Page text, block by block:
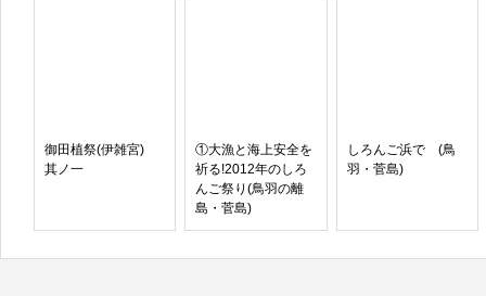
御田植祭(伊雑宮)
其ノ一
①大漁と海上安全を
祈る!2012年のしろ
んご祭り(鳥羽の離
島・菅島)
しろんご浜で (鳥
羽・菅島)